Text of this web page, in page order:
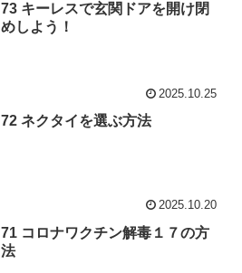
73 キーレスで玄関ドアを開け閉
めしよう！
2025.10.25
72 ネクタイを選ぶ方法
2025.10.20
71 コロナワクチン解毒１７の方
法